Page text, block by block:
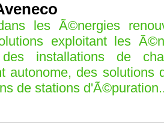
les Ã©nergies
exploitant les
installations de
autonome, des
de stations